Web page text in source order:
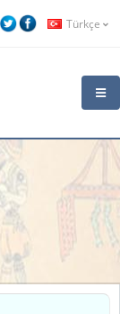
Türkçe